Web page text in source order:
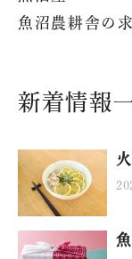
魚沼農耕舎の
新着情報